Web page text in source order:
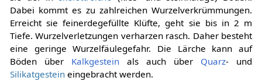
Dabei kommt es zu zahlreichen Wurzelverkrümmungen.
Erreicht sie feinerdegefüllte Klüfte, geht sie bis in 2 m
Tiefe. Wurzelverletzungen verharzen rasch. Daher besteht
eine geringe Wurzelfäulegefahr. Die Lärche kann auf
Böden über Kalkgesteinals auch über Quarz- und
Silikatgesteineingebracht werden.